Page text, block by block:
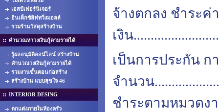
เอสบีเฟอร์นิเจอร์
อินเด็กซ์ลิฟทวิ่งมอลล์
รวมร้านวัสดุสร้างบ้าน
คำนวณหาวงเงินกู้ตามรายได้
รู้ผลอนุมัติออน์ไลน์ สร้างบ้าน
คำนวณวงเงินกู้ตามรายได้
รวมงานขั้นตอนก่อสร้าง
สร้างบ้าน แบบสุขใจ 46
INTERIOR DESING
ตกแต่งภายในห้องครัว
จ้างตกลง ชำระค่
เงิน
เป็นการประกัน
จำนวน
ชำระตามหมวดง